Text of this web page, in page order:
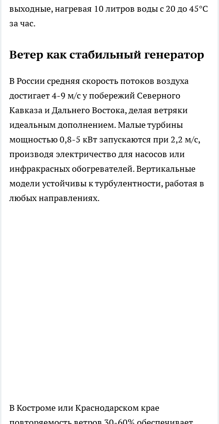
выходные, нагревая 10 литров воды с 20 до 45°C
за час.​​
Ветер как стабильный генератор
В России средняя скорость потоков воздуха
достигает 4-9 м/с у побережий Северного
Кавказа и Дальнего Востока, делая ветряки
идеальным дополнением. Малые турбины
мощностью 0,8-5 кВт запускаются при 2,2 м/с,
производя электричество для насосов или
инфракрасных обогревателей. Вертикальные
модели устойчивы к турбулентности, работая в
любых направлениях.​
В Костроме или Краснодарском крае